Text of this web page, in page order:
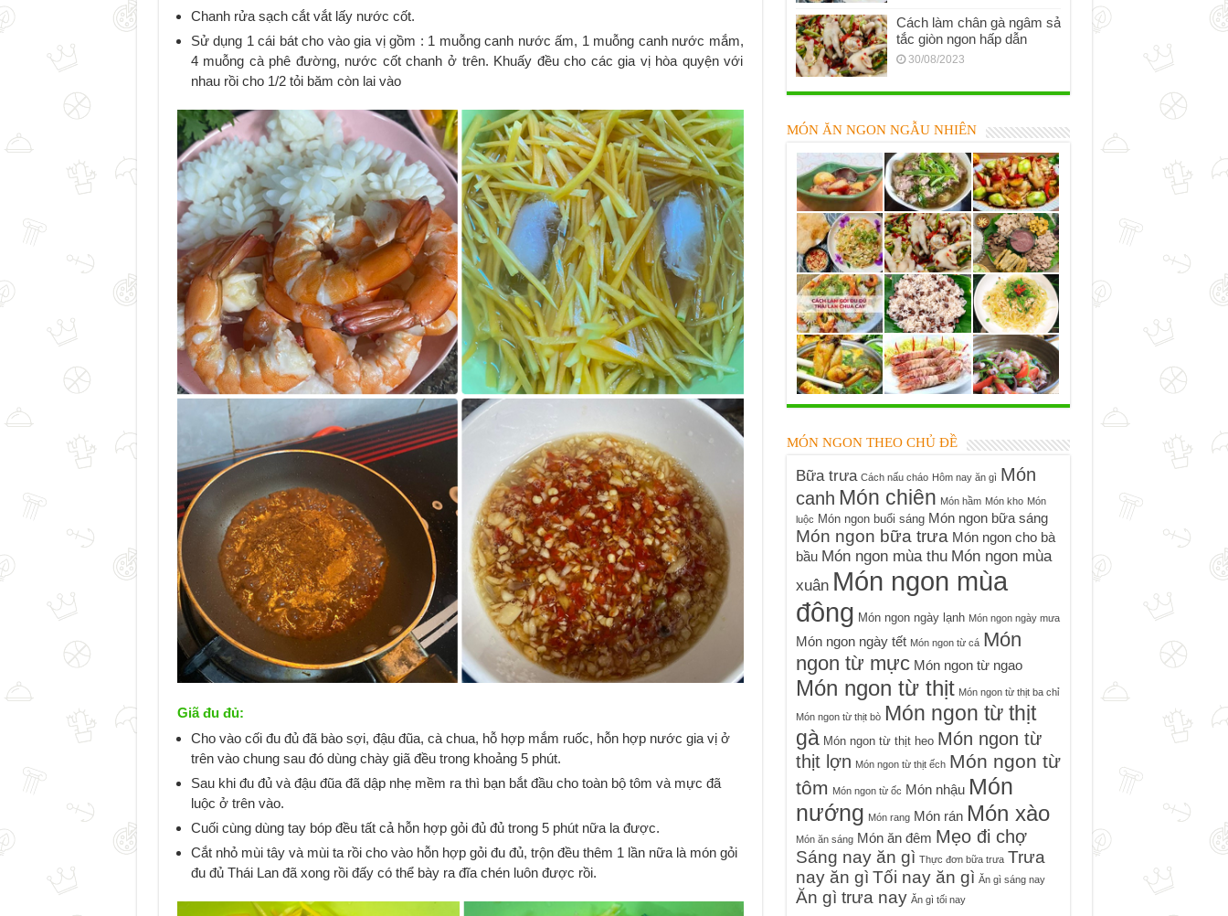
Chanh rửa sạch cắt vắt lấy nước cốt.
Sử dụng 1 cái bát cho vào gia vị gồm : 1 muỗng canh nước ấm, 1 muỗng canh nước mắm,
4 muỗng cà phê đường, nước cốt chanh ở trên. Khuấy đều cho các gia vị hòa quyện với
nhau rồi cho 1/2 tỏi băm còn lai vào
Giã đu đủ:
Cho vào cối đu đủ đã bào sợi, đậu đũa, cà chua, hỗ hợp mắm ruốc, hỗn hợp nước gia vị ở
trên vào chung sau đó dùng chày giã đều trong khoảng 5 phút.
Sau khi đu đủ và đậu đũa đã dập nhẹ mềm ra thì bạn bắt đầu cho toàn bộ tôm và mực đã
luộc ở trên vào.
Cuối cùng dùng tay bóp đều tất cả hỗn hợp gỏi đủ đủ trong 5 phút nữa la được.
Cắt nhỏ mùi tây và mùi ta rồi cho vào hỗn hợp gỏi đu đủ, trộn đều thêm 1 lần nữa là món gỏi
đu đủ Thái Lan đã xong rồi đấy có thể bày ra đĩa chén luôn được rồi.
Cách làm chân gà ngâm sả
tắc giòn ngon hấp dẫn
30/08/2023
MÓN ĂN NGON NGẪU NHIÊN
MÓN NGON THEO CHỦ ĐỀ
Bữa trưa Cách nấu cháo Hôm nay ăn gì Món
canh Món chiên Món hầm Món kho Món
luộc Món ngon buổi sáng Món ngon bữa sáng
Món ngon bữa trưa Món ngon cho bà
bầu Món ngon mùa thu Món ngon mùa
xuân Món ngon mùa
đông Món ngon ngày lạnh Món ngon ngày mưa
Món ngon ngày tết Món ngon từ cá Món
ngon từ mực Món ngon từ ngao
Món ngon từ thịt Món ngon từ thịt ba chỉ
Món ngon từ thịt bò Món ngon từ thịt
gà Món ngon từ thịt heo Món ngon từ
thịt lợn Món ngon từ thịt ếch Món ngon từ
tôm Món ngon từ ốc Món nhậu Món
nướng Món rang Món rán Món xào
Món ăn sáng Món ăn đêm Mẹo đi chợ
Sáng nay ăn gì Thực đơn bữa trưa Trưa
nay ăn gì Tối nay ăn gì Ăn gì sáng nay
Ăn gì trưa nay Ăn gì tối nay